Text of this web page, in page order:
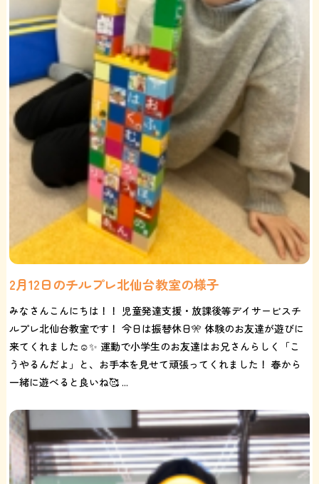
2月12日のチルプレ北仙台教室の様子
みなさんこんにちは！！ 児童発達支援・放課後等デイサービスチ
ルプレ北仙台教室です！ 今日は振替休日🎌 体験のお友達が遊びに
来てくれました☺️✨ 運動で小学生のお友達はお兄さんらしく「こ
うやるんだよ」と、お手本を見せて頑張ってくれました！ 春から
一緒に遊べると良いね🥰 ...